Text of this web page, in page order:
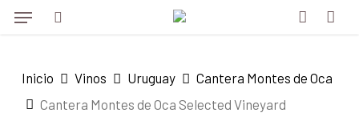
Skip
content
Menu
Inicio Vinos Uruguay
Cantera Montes de Oca
Cantera Montes de Oca Selected Vineyard